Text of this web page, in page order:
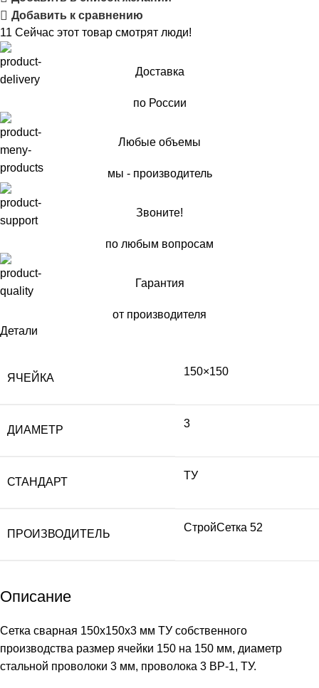
Добавить к сравнению
11 Сейчас этот товар смотрят люди!
Доставка
по России
Любые объемы
мы - производитель
Звоните!
по любым вопросам
Гарантия
от производителя
Детали
ЯЧЕЙКА
150×150
ДИАМЕТР
3
СТАНДАРТ
ТУ
ПРОИЗВОДИТЕЛЬ
СтройСетка 52
Описание
Сетка сварная 150х150х3 мм ТУ собственного
производства размер ячейки 150 на 150 мм, диаметр
стальной проволоки 3 мм, проволока 3 ВР-1, ТУ.